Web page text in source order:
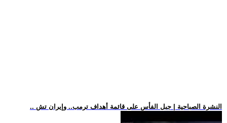
.. النشرة الصباحية | جبل الفأس على قائمة أهداف ترمب.. وإيران تش